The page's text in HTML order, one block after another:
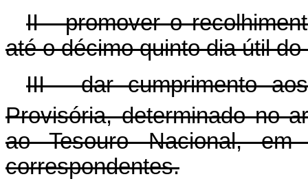
II - promover o
até o décimo quinto dia útil
III - dar cumprimento
Provisória, determinado no
ao Tesouro Nacional,
correspondentes.